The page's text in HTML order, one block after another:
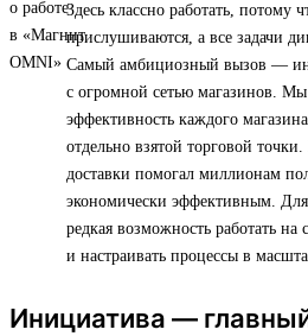
Здесь классно работать, потому
прислушиваются, а все задачи
Самый амбициозный вызов —
с огромной сетью магазинов. Мы
эффективность каждого
отдельно взятой торговой
доставки помогал миллионам
экономически эффективным.
редкая возможность работать на
и настраивать процессы в
Инициатива —